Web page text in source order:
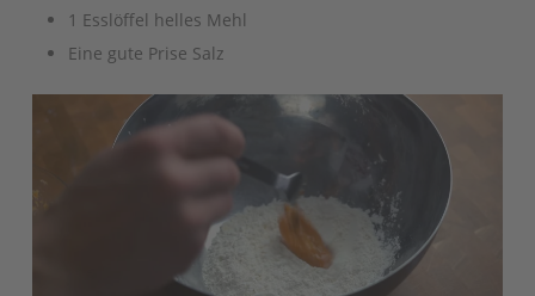
1 Esslöffel helles Mehl
Eine gute Prise Salz